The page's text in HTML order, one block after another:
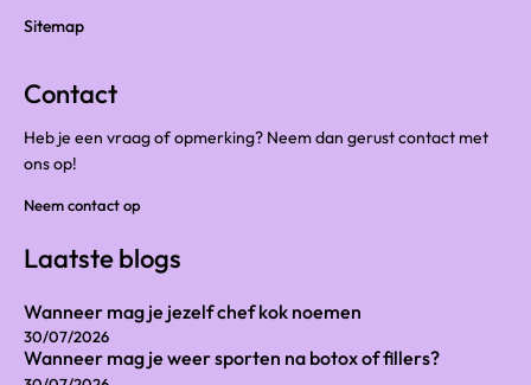
Sitemap
Contact
Heb je een vraag of opmerking? Neem dan gerust contact met
ons op!
Neem contact op
Laatste blogs
Wanneer mag je jezelf chef kok noemen
30/07/2026
Wanneer mag je weer sporten na botox of fillers?